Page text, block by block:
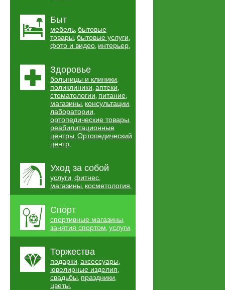
Быт
мебель, бытовые
товары, бытовые услуги,
фото и видео, интерьер,
Здоровье
больницы и клиники,
поликлиники, аптеки,
стоматологии, питание,
магазины, консультации,
лаборатории,
ортопедические товары,
реабилитационные
центры, Ортопедический
центр,
Уход за собой
услуги, фитнес,
магазины, косметология,
Спорт
спортивные магазины,
занятия спортом, услуги,
Торжества
подарки, аксессуары,
ювелирные изделия,
свадьбы, праздники,
цветы,